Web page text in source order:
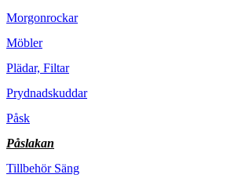
Morgonrockar
Möbler
Plädar, Filtar
Prydnadskuddar
Påsk
Påslakan
Tillbehör Säng